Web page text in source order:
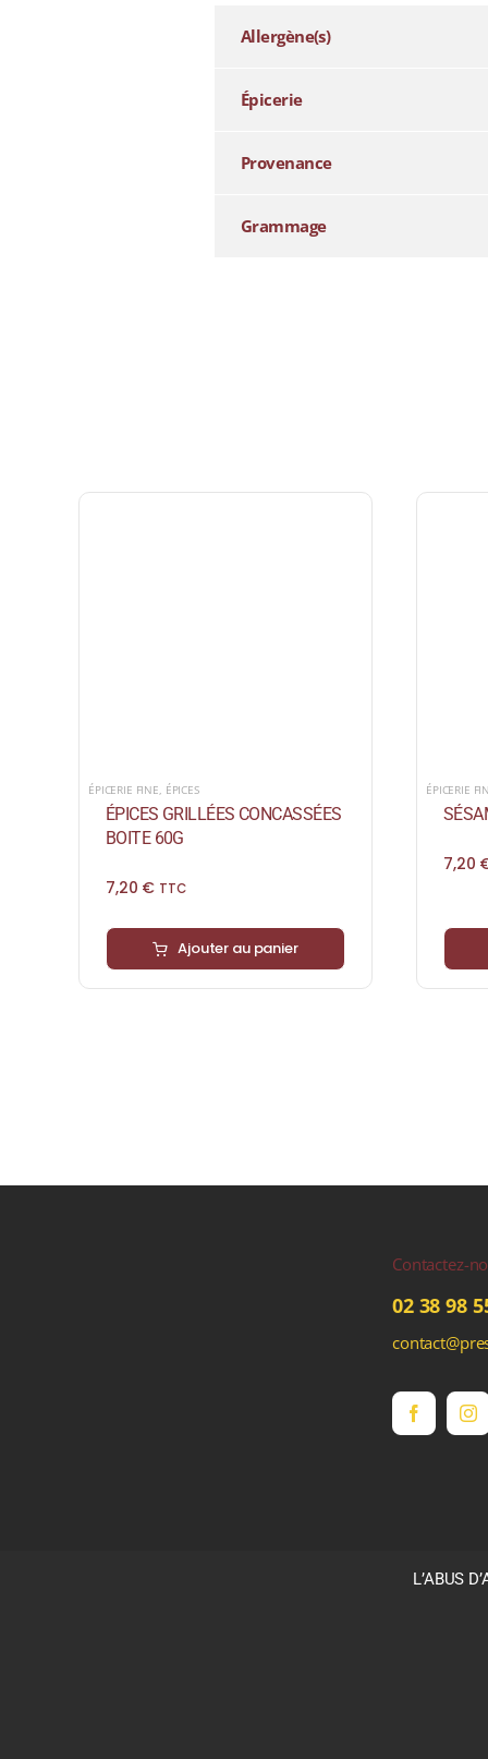
Allergène(s)
Épicerie
Provenance
Grammage
ÉPICERIE FINE, ÉPICES
ÉPICES GRILLÉES CONCASSÉES
BOITE 60G
7,20 € TTC
Ajouter au panier
ÉPICERIE
7,20
Contactez-
02 38 98
L’ABUS